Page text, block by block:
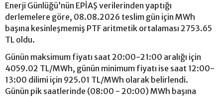
Enerji Günlüğü’nün EPİAŞ verilerinden yaptığı
derlemelere göre, 08.08.2026 teslim gün için MWh
başına kesinleşmemiş PTF aritmetik ortalaması 2753.65
TL oldu.
Günün maksimum fiyatı saat 20:00-21:00 aralığı için
4059.02 TL/MWh, günün minimum fiyatı ise saat 12:00-
13:00 dilimi için 925.01 TL/MWh olarak belirlendi.
Günün pik saatlerinde (08:00 - 20:00) MWh başına